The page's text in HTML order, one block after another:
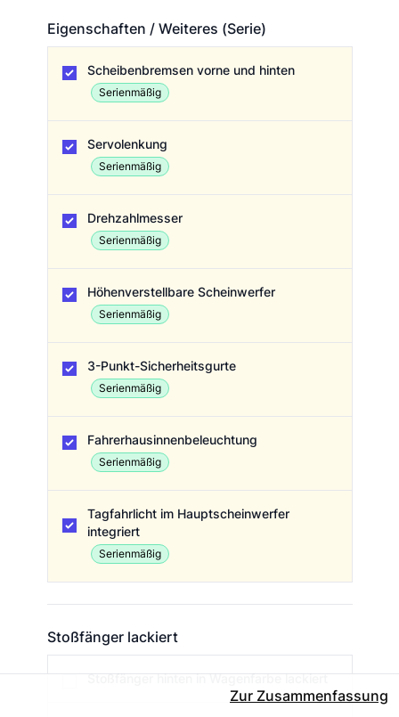
Eigenschaften / Weiteres (Serie)
Scheibenbremsen vorne und hinten
Serienmäßig
Servolenkung
Serienmäßig
Drehzahlmesser
Serienmäßig
Höhenverstellbare Scheinwerfer
Serienmäßig
3-Punkt-Sicherheitsgurte
Serienmäßig
Fahrerhausinnenbeleuchtung
Serienmäßig
Tagfahrlicht im Hauptscheinwerfer
integriert
Serienmäßig
Stoßfänger lackiert
Stoßfänger hinten in Wagenfarbe lackiert
Zur Zusammenfassung